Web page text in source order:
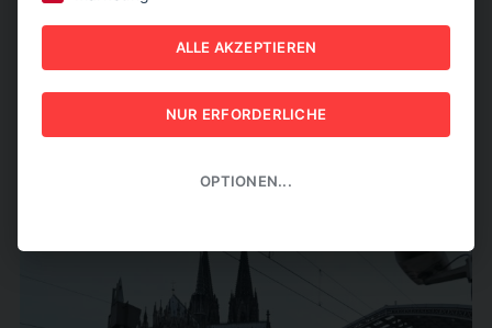
EU-KOMMISSION WILL
EIN BAHNTICKET FÜR
GANZ EUROPA
ALLE AKZEPTIEREN
NUR ERFORDERLICHE
OPTIONEN...